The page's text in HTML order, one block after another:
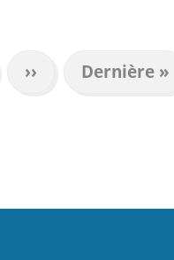
Page
suivante
››
Dernière
page
Dernière »